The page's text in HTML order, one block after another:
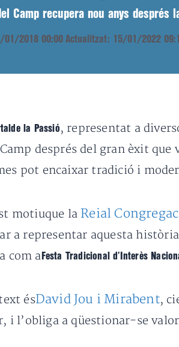
Camp recupera nou anys
01/2018 00:00 Actualitzat: 15/01/2022
la Passió , representat a
després del gran èxit
pot encaixar tradició i
motiuque la Reial
a representar aquesta
com a Festa Tradicional d’Interès
ésDavid Jou i Mirabent,
i l’obliga a qüestionar-se